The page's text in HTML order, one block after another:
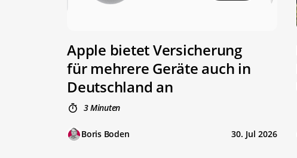
Apple bietet Versicherung
für mehrere Geräte auch in
Deutschland an
3 Minuten
Boris Boden 30. Jul 2026